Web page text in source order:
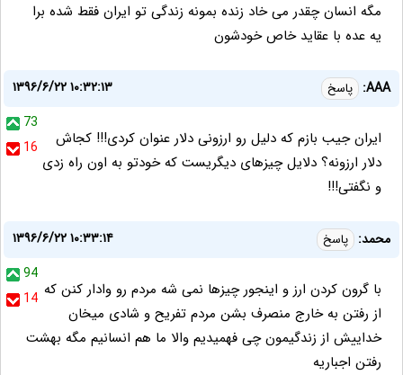
مگه انسان چقدر می خاد زنده بمونه زندگی تو ایران فقط شده برا
یه عده با عقاید خاص خودشون
AAA: پاسخ
۱۳۹۶/۶/۲۲ ۱۰:۳۲:۱۳
73
16
ایران جیب بازم که دلیل رو ارزونی دلار عنوان کردی!!! کجاش
دلار ارزونه؟ دلایل چیزهای دیگریست که خودتو به اون راه زدی
و نگفتی!!!
محمد: پاسخ
۱۳۹۶/۶/۲۲ ۱۰:۳۳:۱۴
94
14 با گرون کردن ارز و اینجور چیزها نمی شه مردم رو وادار کنن که
از رفتن به خارج منصرف بشن مردم تفریح و شادی میخان
خداییش از زندگیمون چی فهمیدیم والا ما هم انسانیم مگه بهشت
رفتن اجباریه